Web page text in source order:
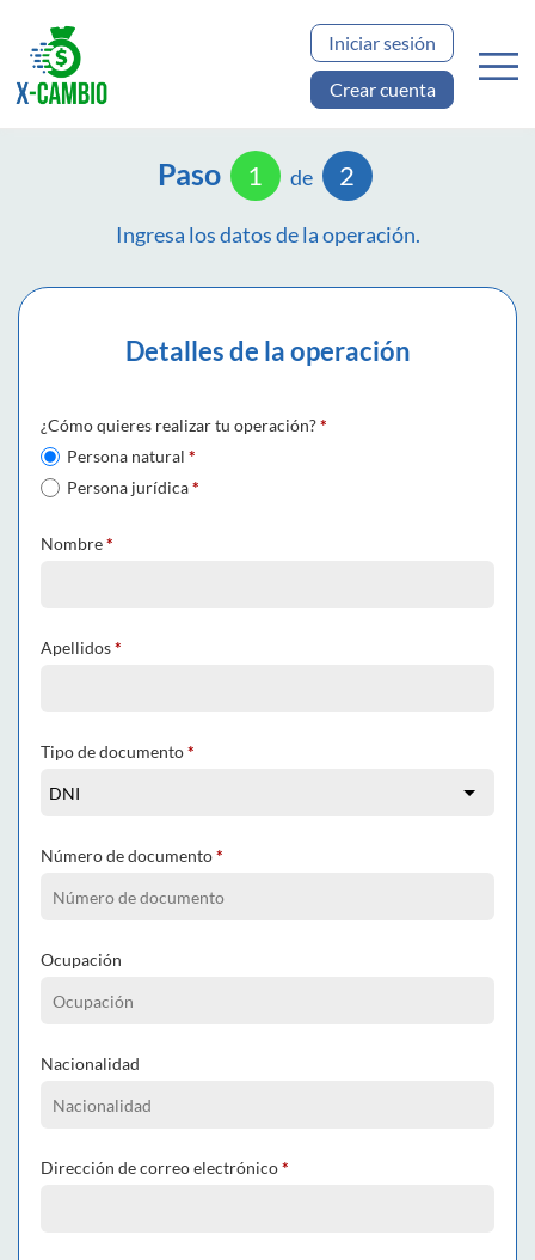
Iniciar sesión
Crear cuenta
Paso 1 de 2
Ingresa los datos de la operación.
Detalles de la operación
¿Cómo quieres realizar tu operación?*
Persona natural *
Persona jurídica*
Nombre*
Apellidos*
Tipo de documento*
Número de documento*
Ocupación
Nacionalidad
Dirección de correo electrónico*